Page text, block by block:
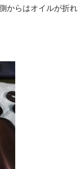
からはオイルが折れ